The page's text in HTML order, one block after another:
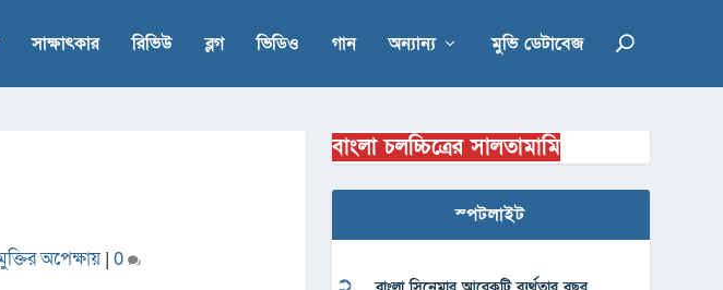
সাক্ষাৎকার রিভিউ ব্লগ ভিডিও গান অন্যান্য মুভি ডেটাবেজ
অপেক্ষায়| 0
বাংলা চলচ্চিত্রের সালতামামি
স্পটলাইট